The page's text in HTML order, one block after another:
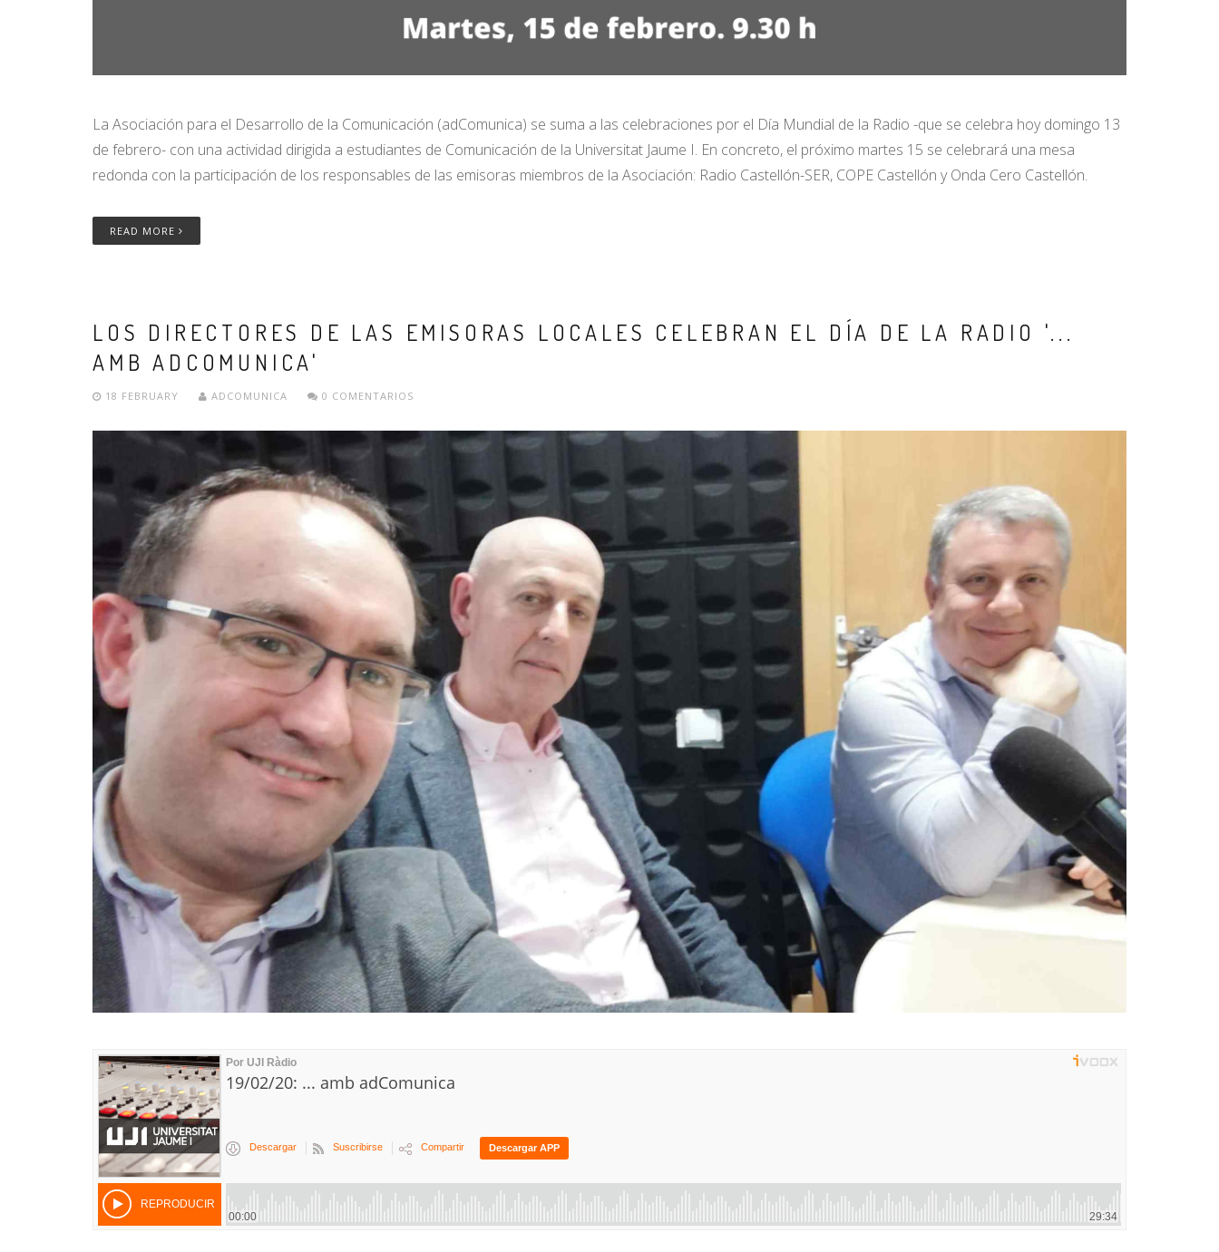
La Asociación para el Desarrollo de la Comunicación (adComunica) se suma a las celebraciones por el Día Mundial de la Radio -que se celebra hoy domingo 13
de febrero- con una actividad dirigida a estudiantes de Comunicación de la Universitat Jaume I. En concreto, el próximo martes 15 se celebrará una mesa
redonda con la participación de los responsables de las emisoras miembros de la Asociación: Radio Castellón-SER, COPE Castellón y Onda Cero Castellón.
READ MORE
LOS DIRECTORES DE LAS EMISORAS LOCALES CELEBRAN EL DÍA DE LA RADIO '...
AMB ADCOMUNICA'
18 FEBRUARY ADCOMUNICA 0 COMENTARIOS